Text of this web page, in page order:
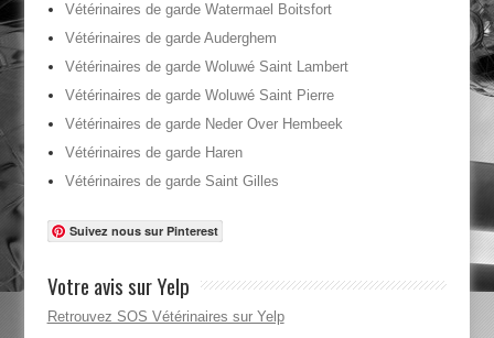
Vétérinaires de garde Watermael Boitsfort
Vétérinaires de garde Auderghem
Vétérinaires de garde Woluwé Saint Lambert
Vétérinaires de garde Woluwé Saint Pierre
Vétérinaires de garde Neder Over Hembeek
Vétérinaires de garde Haren
Vétérinaires de garde Saint Gilles
Suivez nous sur Pinterest
Votre avis sur Yelp
Retrouvez SOS Vétérinaires sur Yelp